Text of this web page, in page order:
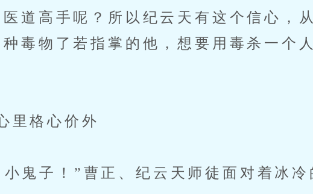
道高手呢？所以纪云天有这个信心，
毒物了若指掌的他，想要用毒杀一个
格心价外
鬼子！”曹正、纪云天师徒面对着冰冷